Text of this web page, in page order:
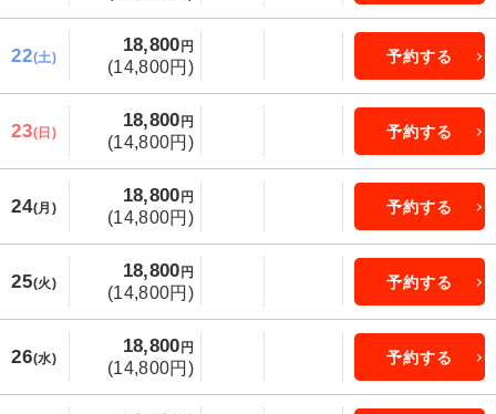
22(土)
18,800 円
(14,800円)
予約する
23(日)
18,800 円
(14,800円)
予約する
24(月)
18,800 円
(14,800円)
予約する
25(火)
18,800 円
(14,800円)
予約する
26(水)
18,800 円
(14,800円)
予約する